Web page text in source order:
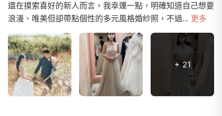
還在摸索喜好的新人而言，我幸運一點，明確知道自己想要
浪漫、唯美但卻帶點個性的多元風格婚紗照，不過... 更多
+ 21